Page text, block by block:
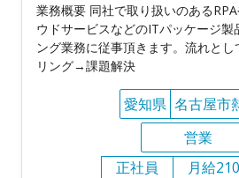
業務概要 同社で取り扱いのある
ウドサービスなどのITパッケージ製
ング業務に従事頂きます。流れと
リング→課題解決
愛知県 名古屋市
営業
正社員
月給